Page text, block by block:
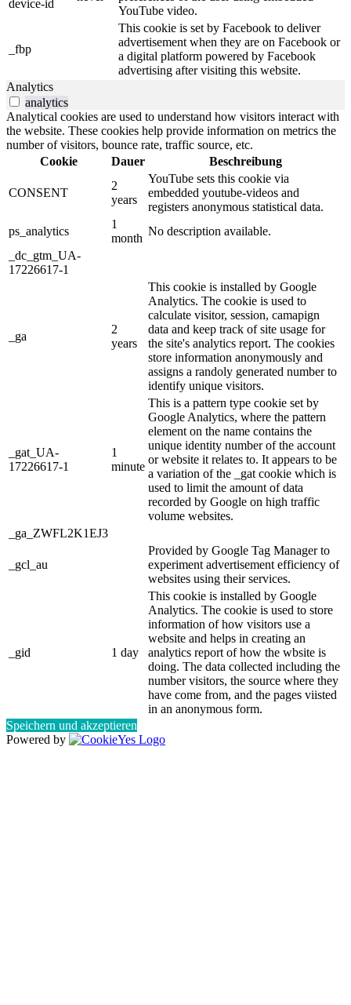
device-id
YouTube video.
_fbp
This cookie is set by Facebook to deliver
advertisement when they are on Facebook or
a digital platform powered by Facebook
advertising after visiting this website.
Analytics
analytics
Analytical cookies are used to understand how visitors interact with
the website. These cookies help provide information on metrics the
number of visitors, bounce rate, traffic source, etc.
Cookie
Dauer Beschreibung
CONSENT
2
years
YouTube sets this cookie via
embedded youtube-videos and
registers anonymous statistical data.
ps_analytics
1
month
No description available.
_dc_gtm_UA-
17226617-1
_ga
2
years
This cookie is installed by Google
Analytics. The cookie is used to
calculate visitor, session, camapign
data and keep track of site usage for
the site's analytics report. The cookies
store information anonymously and
assigns a randoly generated number to
identify unique visitors.
_gat_UA-
17226617-1
1
minute
This is a pattern type cookie set by
Google Analytics, where the pattern
element on the name contains the
unique identity number of the account
or website it relates to. It appears to be
a variation of the _gat cookie which is
used to limit the amount of data
recorded by Google on high traffic
volume websites.
_ga_ZWFL2K1EJ3
_gcl_au
Provided by Google Tag Manager to
experiment advertisement efficiency of
websites using their services.
_gid 1 day
This cookie is installed by Google
Analytics. The cookie is used to store
information of how visitors use a
website and helps in creating an
analytics report of how the wbsite is
doing. The data collected including the
number visitors, the source where they
have come from, and the pages viisted
in an anonymous form.
Speichern und akzeptieren
Powered by